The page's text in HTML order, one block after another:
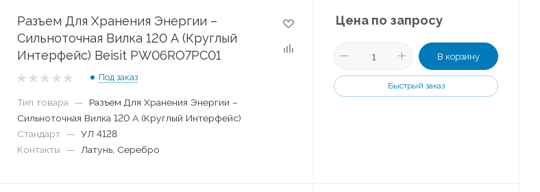
Разъем Для Хранения Энергии –
Сильноточная Вилка 120 А (Круглый
Интерфейс) Beisit PW06RO7PC01
Под заказ
Тип товара —
Разъем Для Хранения Энергии –
Сильноточная Вилка 120 А (Круглый Интерфейс)
Стандарт
— УЛ 4128
Контакты
— Латунь, Серебро
Цена по запросу
В корзину
Быстрый заказ